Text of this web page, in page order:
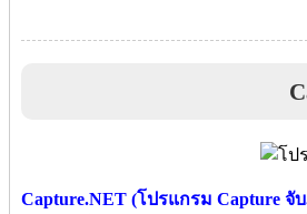
Capture.NET (โปรแกรม Capture